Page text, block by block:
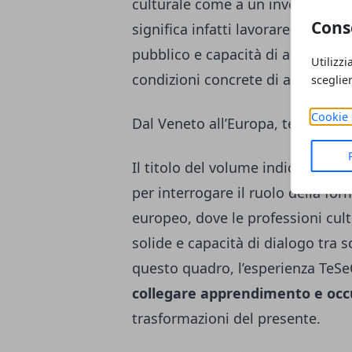
Cookie
culturale come a un
significa infatti lavorare su
pubblico e capacità di abitare
condizioni concrete di accesso
Dal Veneto all’Europa, teatro e
Il titolo del volume indica una
per interrogare il ruolo della
europeo, dove le professioni
solide e capacità di dialogo tra
questo quadro, l’esperienza
collegare apprendimento e
trasformazioni del presente.